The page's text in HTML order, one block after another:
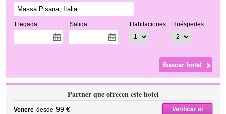
Llegada Salida Habitaciones Huéspedes
Partner que ofrecen este hotel
Venere desde 99 €
Verificar el